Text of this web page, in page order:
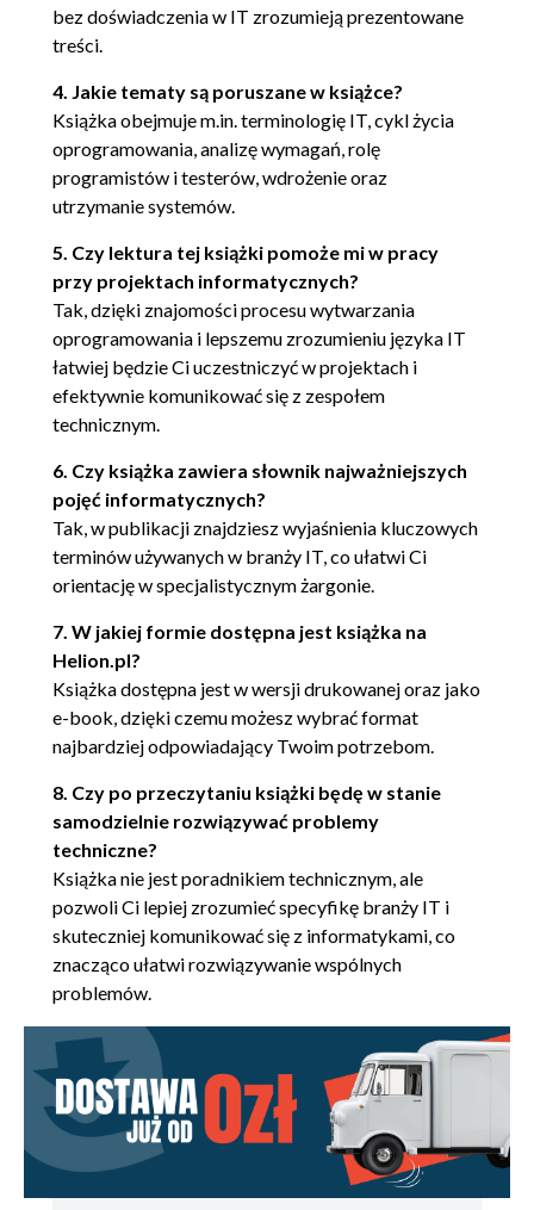
bez doświadczenia w IT zrozumieją prezentowane
treści.
4. Jakie tematy są poruszane w książce?
Książka obejmuje m.in. terminologię IT, cykl życia
oprogramowania, analizę wymagań, rolę
programistów i testerów, wdrożenie oraz
utrzymanie systemów.
5. Czy lektura tej książki pomoże mi w pracy
przy projektach informatycznych?
Tak, dzięki znajomości procesu wytwarzania
oprogramowania i lepszemu zrozumieniu języka IT
łatwiej będzie Ci uczestniczyć w projektach i
efektywnie komunikować się z zespołem
technicznym.
6. Czy książka zawiera słownik najważniejszych
pojęć informatycznych?
Tak, w publikacji znajdziesz wyjaśnienia kluczowych
terminów używanych w branży IT, co ułatwi Ci
orientację w specjalistycznym żargonie.
7. W jakiej formie dostępna jest książka na
Helion.pl?
Książka dostępna jest w wersji drukowanej oraz jako
e-book, dzięki czemu możesz wybrać format
najbardziej odpowiadający Twoim potrzebom.
8. Czy po przeczytaniu książki będę w stanie
samodzielnie rozwiązywać problemy
techniczne?
Książka nie jest poradnikiem technicznym, ale
pozwoli Ci lepiej zrozumieć specyfikę branży IT i
skuteczniej komunikować się z informatykami, co
znacząco ułatwi rozwiązywanie wspólnych
problemów.